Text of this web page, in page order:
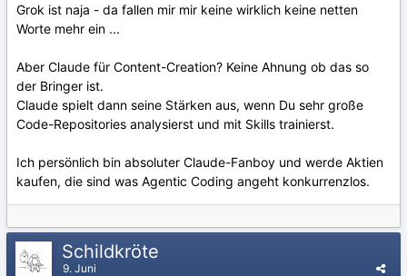
Grok ist naja - da fallen mir mir keine wirklich keine netten
Worte mehr ein ...
Aber Claude für Content-Creation? Keine Ahnung ob das so
der Bringer ist.
Claude spielt dann seine Stärken aus, wenn Du sehr große
Code-Repositories analysierst und mit Skills trainierst.
Ich persönlich bin absoluter Claude-Fanboy und werde Aktien
kaufen, die sind was Agentic Coding angeht konkurrenzlos.
Schildkröte
9. Juni